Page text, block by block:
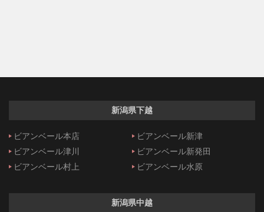
新潟県下越
ビアンベール本店
ビアンベール新津
ビアンベール津川
ビアンベール新発田
ビアンベール村上
ビアンベール水原
新潟県中越